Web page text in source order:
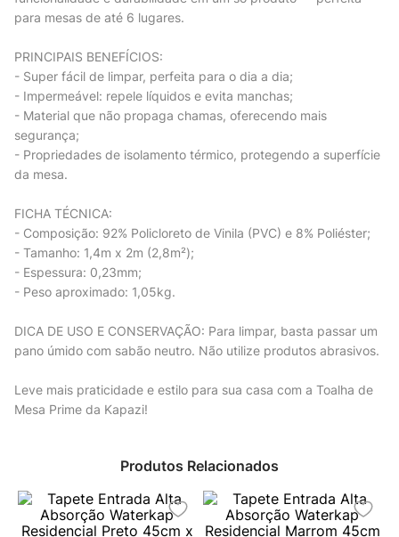
para mesas de até 6 lugares.
PRINCIPAIS BENEFÍCIOS:
- Super fácil de limpar, perfeita para o dia a dia;
- Impermeável: repele líquidos e evita manchas;
- Material que não propaga chamas, oferecendo mais
segurança;
- Propriedades de isolamento térmico, protegendo a superfície
da mesa.
FICHA TÉCNICA:
- Composição: 92% Policloreto de Vinila (PVC) e 8% Poliéster;
- Tamanho: 1,4m x 2m (2,8m²);
- Espessura: 0,23mm;
- Peso aproximado: 1,05kg.
DICA DE USO E CONSERVAÇÃO: Para limpar, basta passar um
pano úmido com sabão neutro. Não utilize produtos abrasivos.
Leve mais praticidade e estilo para sua casa com a Toalha de
Mesa Prime da Kapazi!
Produtos Relacionados